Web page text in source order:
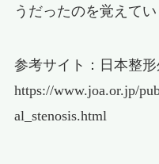
うだったのを覚えてい
参考サイト：日本整
https://www.joa.or.jp/
al_stenosis.html